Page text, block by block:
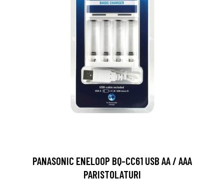
PANASONIC ENELOOP BQ-CC61 USB AA / AAA
PARISTOLATURI